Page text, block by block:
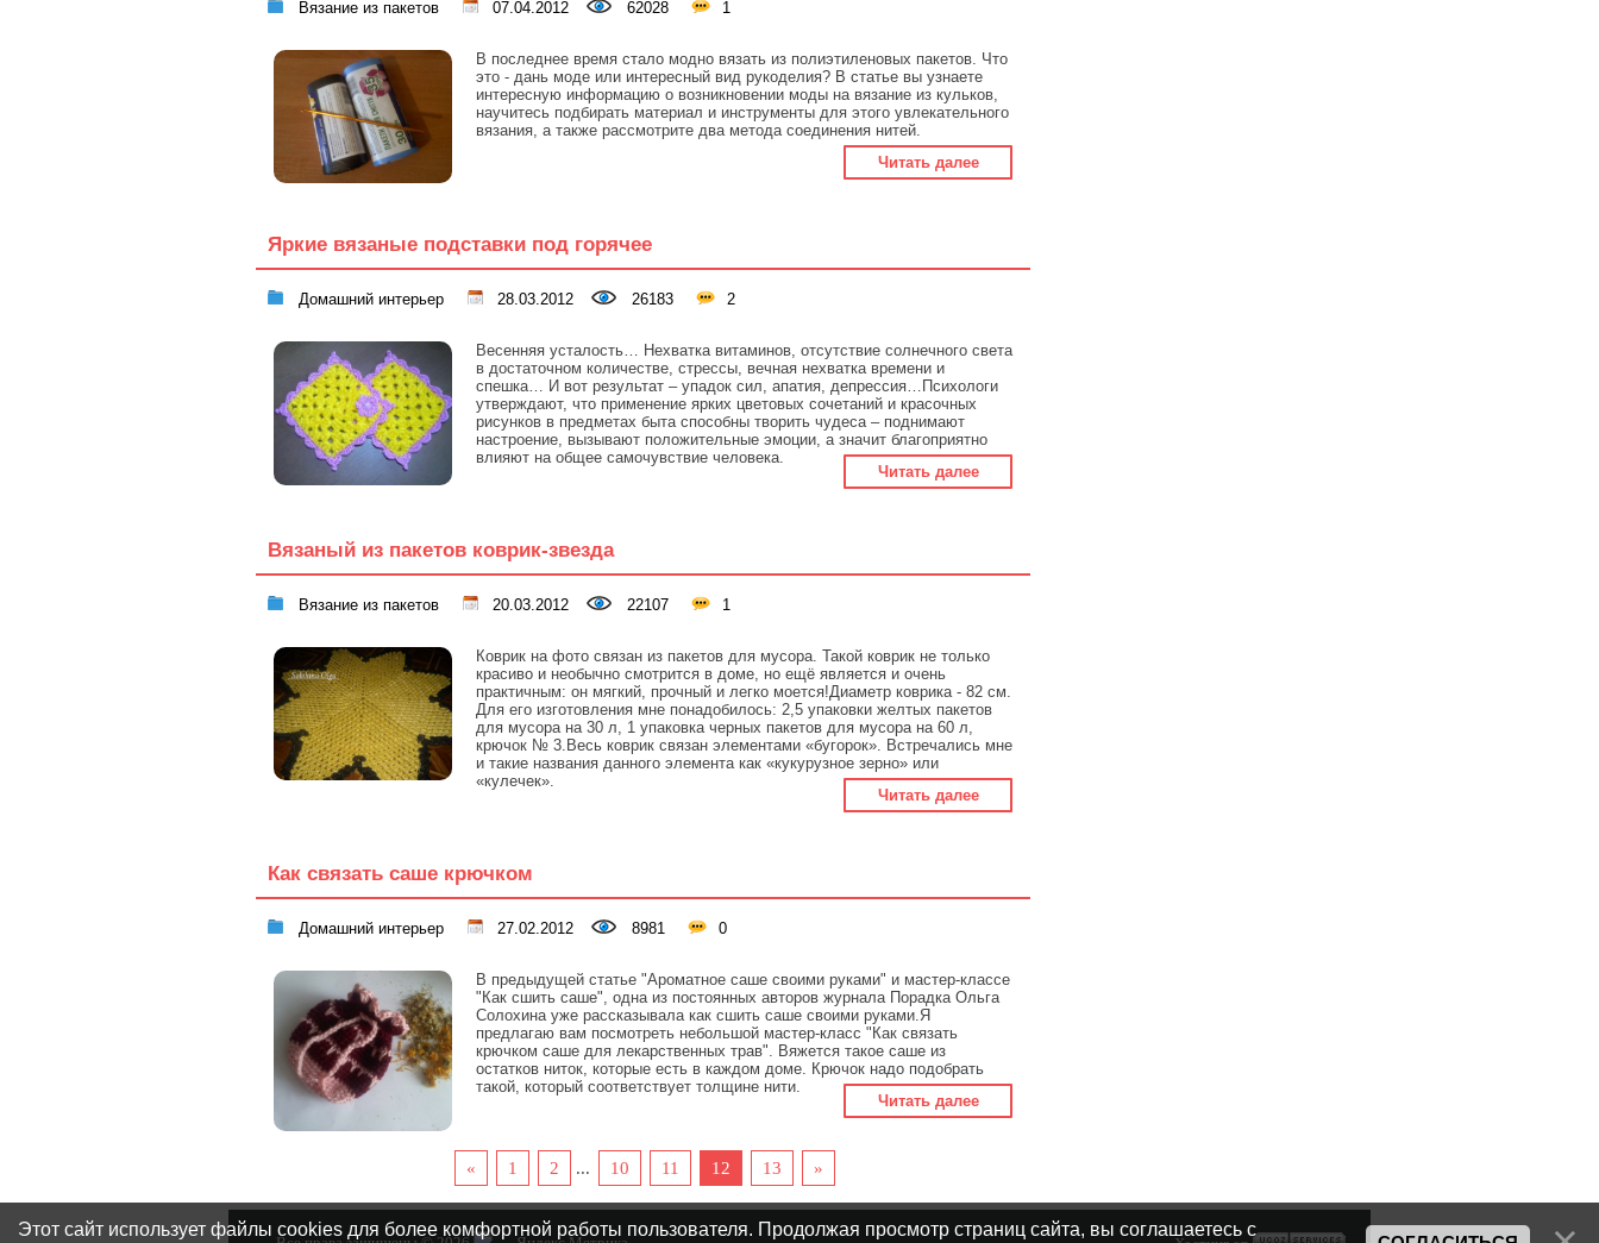
Вязание из пакетов 07.04.2012 62028 1
В последнее время стало модно вязать из полиэтиленовых пакетов. Что
это - дань моде или интересный вид рукоделия? В статье вы узнаете
интересную информацию о возникновении моды на вязание из кульков,
научитесь подбирать материал и инструменты для этого увлекательного
вязания, а также рассмотрите два метода соединения нитей.
Читать далее
Яркие вязаные подставки под горячее
Домашний интерьер 28.03.2012 26183 2
Весенняя усталость… Нехватка витаминов, отсутствие солнечного света
в достаточном количестве, стрессы, вечная нехватка времени и
спешка… И вот результат – упадок сил, апатия, депрессия…Психологи
утверждают, что применение ярких цветовых сочетаний и красочных
рисунков в предметах быта способны творить чудеса – поднимают
настроение, вызывают положительные эмоции, а значит благоприятно
влияют на общее самочувствие человека.
Читать далее
Вязаный из пакетов коврик-звезда
Вязание из пакетов 20.03.2012 22107 1
Коврик на фото связан из пакетов для мусора. Такой коврик не только
красиво и необычно смотрится в доме, но ещё является и очень
практичным: он мягкий, прочный и легко моется!Диаметр коврика - 82 см.
Для его изготовления мне понадобилось: 2,5 упаковки желтых пакетов
для мусора на 30 л, 1 упаковка черных пакетов для мусора на 60 л,
крючок № 3.Весь коврик связан элементами «бугорок». Встречались мне
и такие названия данного элемента как «кукурузное зерно» или
«кулечек».
Читать далее
Как связать саше крючком
Домашний интерьер 27.02.2012 8981 0
В предыдущей статье "Ароматное саше своими руками" и мастер-классе
"Как сшить саше", одна из постоянных авторов журнала Порадка Ольга
Солохина уже рассказывала как сшить саше своими руками.Я
предлагаю вам посмотреть небольшой мастер-класс "Как связать
крючком саше для лекарственных трав". Вяжется такое саше из
остатков ниток, которые есть в каждом доме. Крючок надо подобрать
такой, который соответствует толщине нити.
Читать далее
« 1 2 ... 10 11 12 13 »
Этот сайт использует файлы cookies для более комфортной работы пользователя. Продолжая просмотр страниц сайта, вы соглашаетесь с